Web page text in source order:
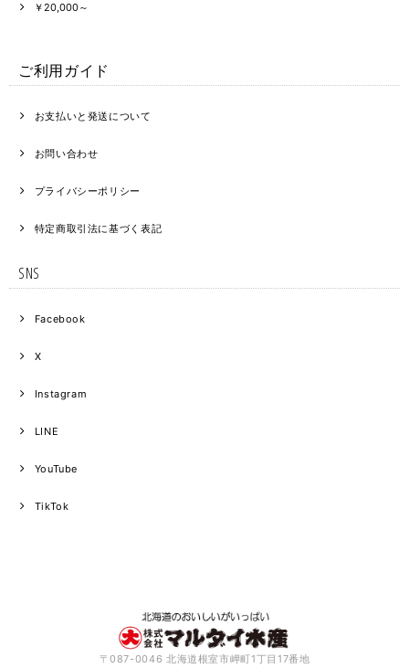
￥20,000～
ご利用ガイド
お支払いと発送について
お問い合わせ
プライバシーポリシー
特定商取引法に基づく表記
SNS
Facebook
X
Instagram
LINE
YouTube
TikTok
〒087-0046 北海道根室市岬町1丁目17番地